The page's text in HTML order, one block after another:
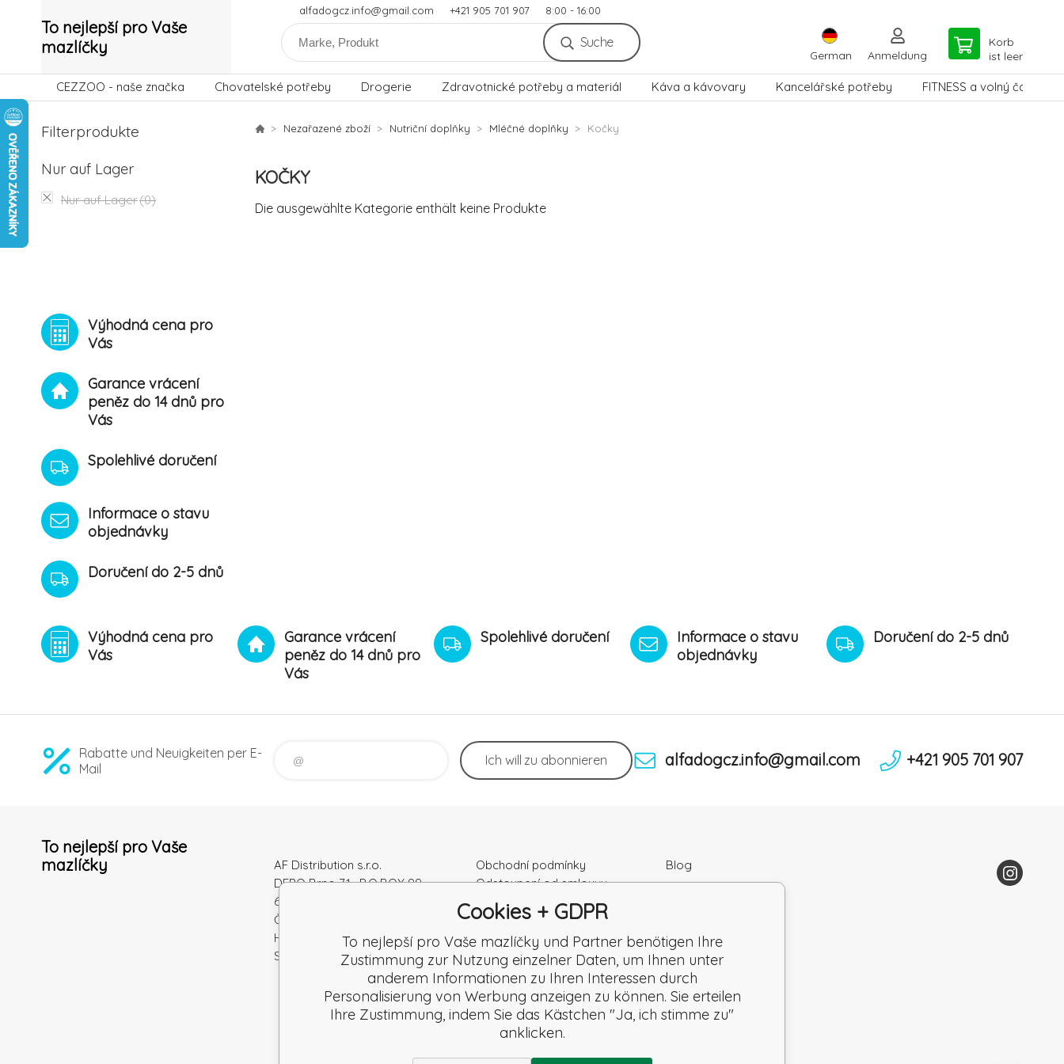
To nejlepší pro Vaše
mazlíčky
alfadogcz.info@gmail.com +421 905 701 907 8:00 - 16:00
Suche
German Anmeldung
Korb
ist leer
CEZZOO - naše značka Chovatelské potřeby Drogerie Zdravotnické potřeby a materiál Káva a kávovary Kancelářské potřeby FITNESS a volný čas
Filterprodukte
Nur auf Lager
Nur auf Lager(0)
Výhodná cena pro
Vás
Garance vrácení
peněz do 14 dnů pro
Vás
Spolehlivé doručení
Informace o stavu
objednávky
Doručení do 2-5 dnů
Nezařazené zboží Nutriční doplňky Mléčné doplňky Kočky
KOČKY
Die ausgewählte Kategorie enthält keine Produkte
Výhodná cena pro
Vás
Garance vrácení
peněz do 14 dnů pro
Vás
Spolehlivé doručení
Informace o stavu
objednávky
Doručení do 2-5 dnů
Rabatte und Neuigkeiten per E-
Mail
Ich will zu abonnieren alfadogcz.info@gmail.com +421 905 701 907
To nejlepší pro Vaše
mazlíčky
AF Distribution s.r.o.
DEPO Brno 71 , P.O.BOX 99
600 10 Brno
Česká republika
Handelsregister Nr.: 52010180
Steuernum.: SK2120864328
Obchodní podmínky
Odstoupení od smlouvy
Podmínky ochrany osobních
údajú
Kontakty
Záruka a Reklamace
Reklamační formulář
Beschwerde
Rezension
Blog
Cookies + GDPR
To nejlepší pro Vaše mazlíčky und Partner benötigen Ihre
Zustimmung zur Nutzung einzelner Daten, um Ihnen unter
anderem Informationen zu Ihren Interessen durch
Personalisierung von Werbung anzeigen zu können. Sie erteilen
Ihre Zustimmung, indem Sie das Kästchen "Ja, ich stimme zu"
anklicken.